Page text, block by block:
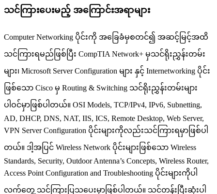
သင်ကြားပေးမည့် အကြောင်းအရာများ
Computer Networking ပိုင်းကို အခြေခံမှစတင်၍ အဆင့်မြင့်အထိ
သင်ကြားရမည်ဖြစ်ပြီး CompTIA Network+ မှသင်ရိုးညွှန်းတမ်း
များ၊ Microsoft Server Configuration များ နှင့် Internetworking ပိုင်း
ဖြစ်သော Cisco မှ Routing & Switching သင်ရိုးညွှန်းတမ်းများ
ပါဝင်မှာဖြစ်ပါတယ်။ OSI Models, TCP/IPv4, IPv6, Subnetting,
AD, DHCP, DNS, NAT, IIS, ICS, Remote Desktop, Web Server,
VPN Server Configuration ပိုင်းများကိုလည်းသင်ကြားရမှာဖြစ်ပါ
တယ်။ ဒါ့အပြင် Wireless Network ပိုင်းများဖြစ်သော Wireless
Standards, Security, Outdoor Antenna’s Concepts, Wireless Router,
Access Point Configuration and Troubleshooting ပိုင်းများကိုပါ
လက်တွေ့ သင်ကြားပြသပေးမှာဖြစ်ပါတယ်။ သင်တန်းပြီးဆုံးပါ